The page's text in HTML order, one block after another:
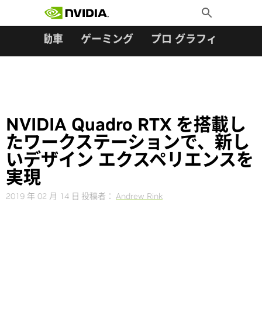
Toggle
Search
自動車 ゲーミング プロ グラフィックス
NVIDIA Quadro RTX を搭載し
たワークステーションで、新し
いデザイン エクスペリエンスを
実現
2019 年 02 月 14 日 投稿者： Andrew Rink